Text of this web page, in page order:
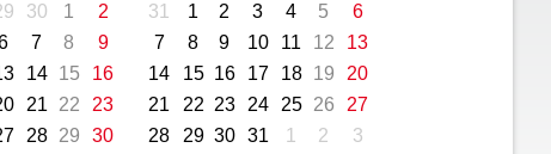
30 1
2
7 8
9
14 15
16
21 22
23
28 29
30
31
1 2 3 4 5
6
7
8 9 10 11 12
13
14
15 16 17 18 19
20
21
22 23 24 25 26
27
28
29 30 31 1 2
3